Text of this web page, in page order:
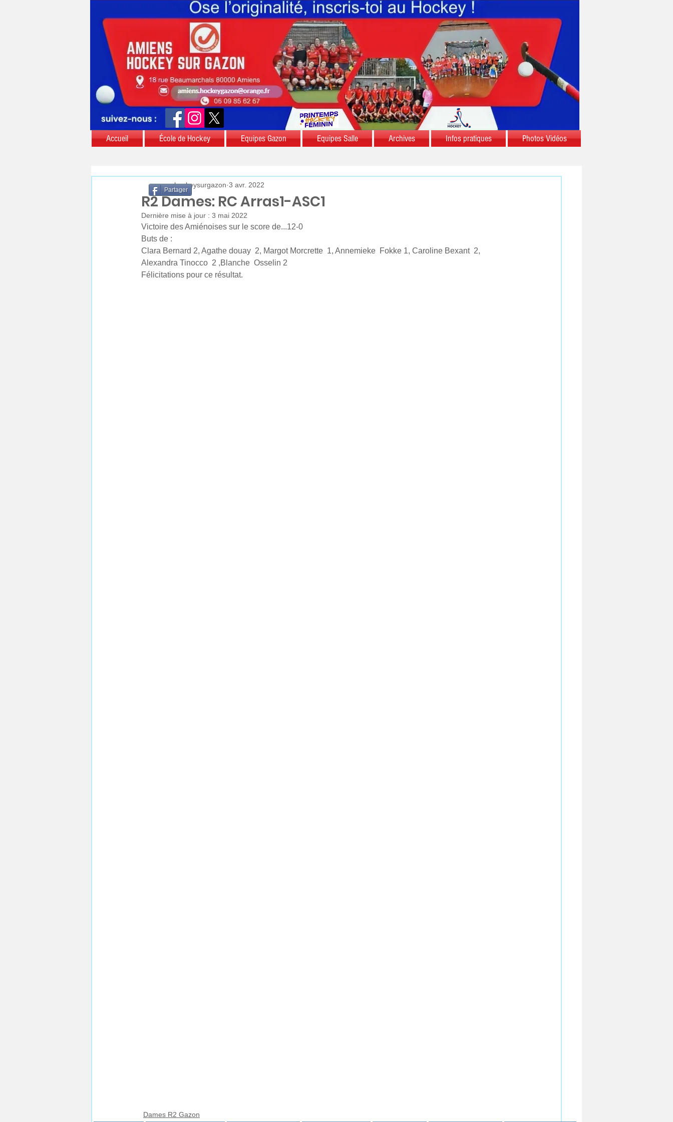
Accueil École de Hockey Equipes Gazon Equipes Salle Archives Infos pratiques Photos Vidéos
R2 Dames: RC Arras1-ASC1
aschockeysurgazon 3 avr. 2022
Dernière mise à jour : 3 mai 2022
Victoire des Amiénoises sur le score de...12-0
Buts de :
Clara Bernard 2, Agathe douay  2, Margot Morcrette  1, Annemieke  Fokke 1, Caroline Bexant  2,
Alexandra Tinocco  2 ,Blanche  Osselin 2
Félicitations pour ce résultat.
Dames R2 Gazon
Partager